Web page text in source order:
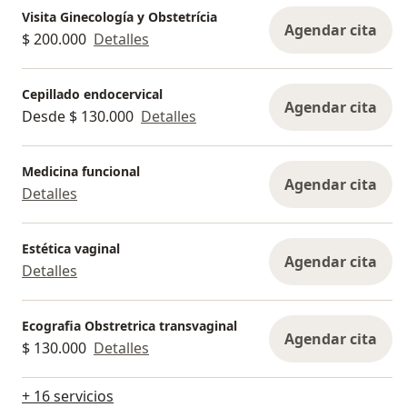
método anticonceptivo altamente eficaz. Agenda
tu valoración y conversemos sobre cuál es la
mejor opción para ti
Visita Ginecología y Obstetrícia
$ 200.000 Detalles Agendar cita
Cepillado endocervical
Desde $ 130.000 Detalles Agendar cita
Medicina funcional
Detalles Agendar cita
Estética vaginal
Detalles Agendar cita
Ecografia Obstretrica transvaginal
$ 130.000 Detalles Agendar cita
+ 16 servicios